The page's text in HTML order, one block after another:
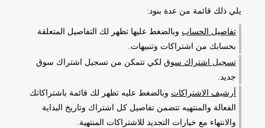
يلي ذلك قائمة من عدة بنود:
تفاصيل الحساب وبالضغط عليها تظهر لك التفاصيل المتعلقة
بحسابك من اشتراكات وتنبيهات.
تسجيل اشتراك سوق لكي تتمكن من تسجيل اشتراك سوق
جديد.
أرشيف الاشتراكات وبالضغط عليه تظهر لك قائمة باشتراكاتك
الفعالة والمنتهيه تتضمن تفاصيل كل اشتراك وتاريخ البداية
والانتهاء مع خيارات التجديد للاشتراكات المنتهية.